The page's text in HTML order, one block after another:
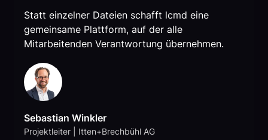
Statt einzelner Dateien schafft lcmd eine
gemeinsame Plattform, auf der alle
Mitarbeitenden Verantwortung übernehmen.
Sebastian Winkler
Projektleiter | Itten+Brechbühl AG